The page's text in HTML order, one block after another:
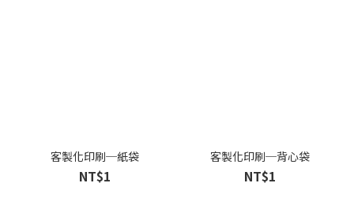
客製化印刷─紙袋
NT$1
客製化印刷─背心袋
NT$1